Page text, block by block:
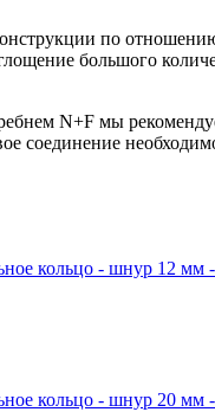
по
большого
N+F мы
соединение
кольцо - шнур 12 мм
кольцо - шнур 20 мм